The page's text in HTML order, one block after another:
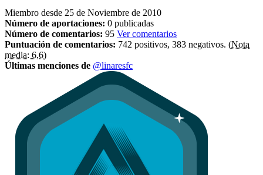
Miembro desde 25 de Noviembre de 2010
Número de aportaciones: 0 publicadas
Número de comentarios: 95 Ver comentarios
Puntuación de comentarios: 742 positivos, 383 negativos. (Nota
media: 6,6)
Últimas menciones de @linaresfc